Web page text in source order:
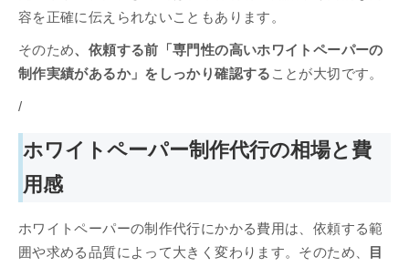
容を正確に伝えられないこともあります。
そのため、依頼する前「専門性の高いホワイトペーパーの
制作実績があるか」をしっかり確認する ことが大切です。
/
ホワイトペーパー制作代行の相場と費
用感
ホワイトペーパーの制作代行にかかる費用は、依頼する範
囲や求める品質によって大きく変わります。そのため、
目